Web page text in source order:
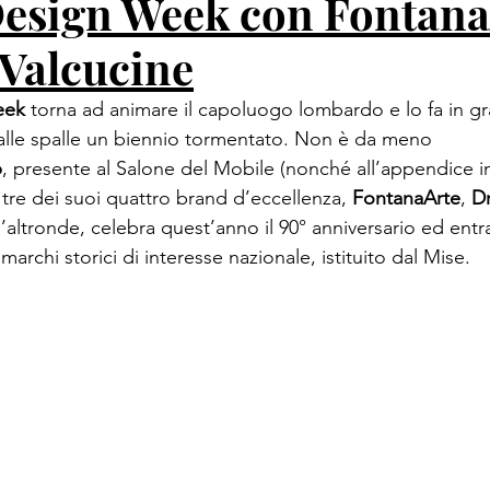
Week con
torna ad animare il capoluogo lombardo e lo fa in
spalle un biennio tormentato. Non è da meno
, presente al Salone del Mobile (nonché all’appendice
dei suoi quattro brand d’eccellenza, FontanaArte,
celebra quest’anno il 90° anniversario ed
storici di interesse nazionale, istituito dal Mise.